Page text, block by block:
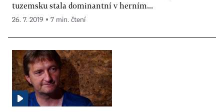
tuzemsku stala dominantní v herním...
26. 7. 2019 ▪ 7 min. čtení